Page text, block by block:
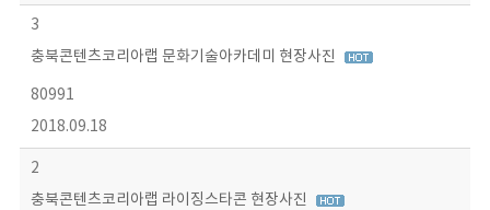
3
충북콘텐츠코리아랩 문화기술아카데미 현장사진
80991
2018.09.18
2
충북콘텐츠코리아랩 라이징스타콘 현장사진